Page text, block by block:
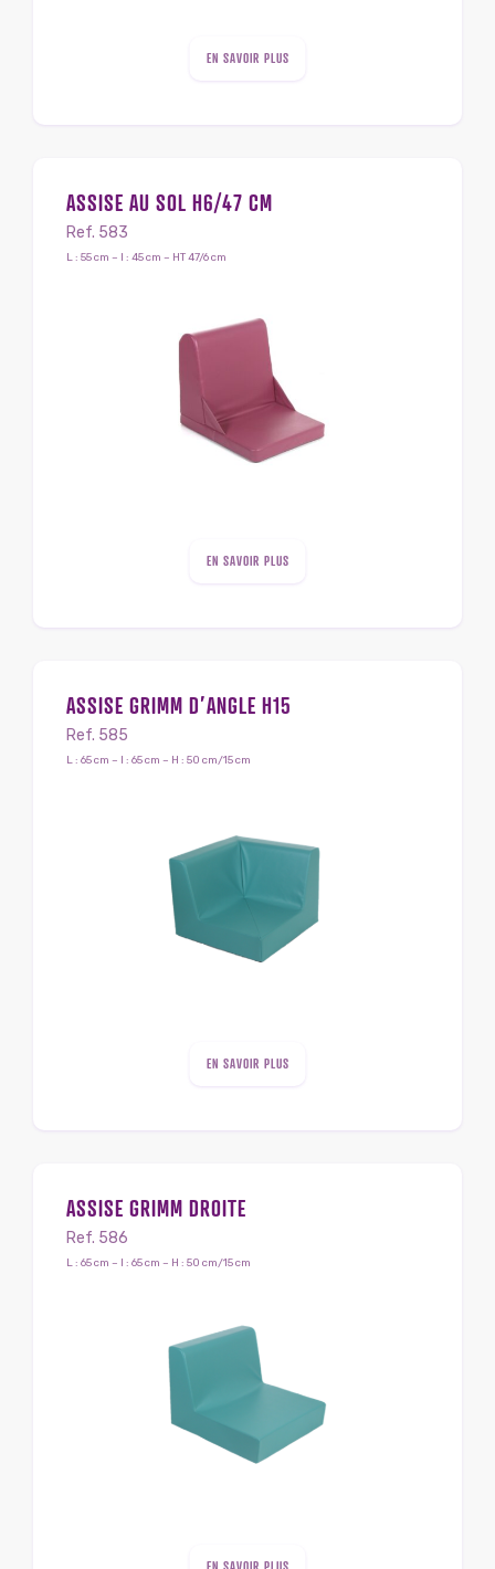
EN SAVOIR PLUS
ASSISE AU SOL H6/47 CM
Ref. 583
L : 55 cm – l : 45 cm – HT 47/6 cm
EN SAVOIR PLUS
ASSISE GRIMM D’ANGLE H15
Ref. 585
L : 65 cm – l : 65 cm – H : 50 cm/15 cm
EN SAVOIR PLUS
ASSISE GRIMM DROITE
Ref. 586
L : 65 cm – l : 65 cm – H : 50 cm/15 cm